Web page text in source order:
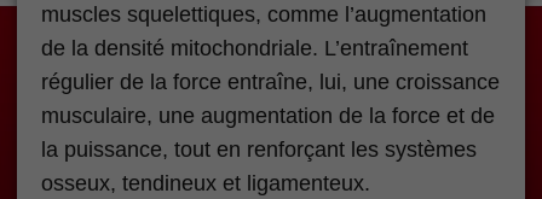
muscles squelettiques, comme l’augmentation
de la densité mitochondriale. L’entraînement
régulier de la force entraîne, lui, une croissance
musculaire, une augmentation de la force et de
la puissance, tout en renforçant les systèmes
osseux, tendineux et ligamenteux.